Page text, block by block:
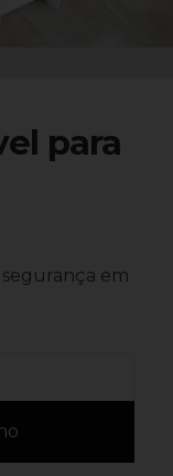
para
em